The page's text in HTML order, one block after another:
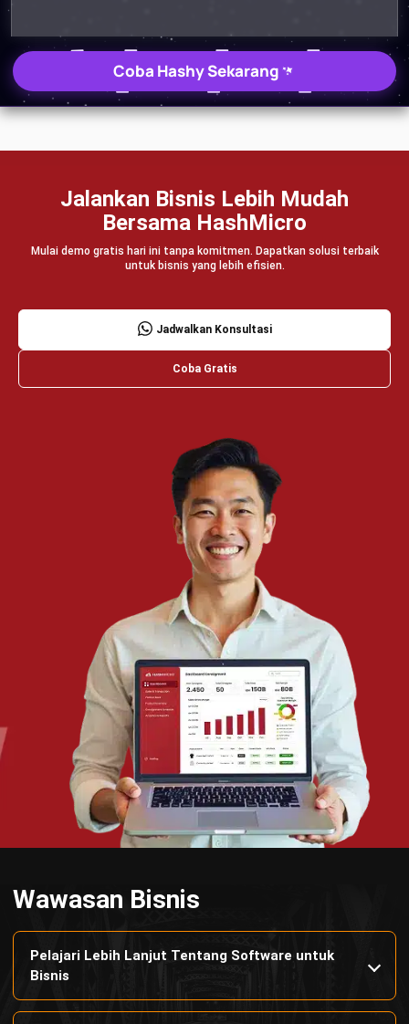
PRODUK
ERP
Asset
CRM
Accounting
Procurement
POS (Point of Sales)
HRM
WMS
INDUSTRI
Manufacturing
Wholesale
Retail
Construction
Engineering
Mining
Facility
Central Kitchen
Jalan Balikpapan Raya No. 9 A - C, Daerah Khusus Ibukota
Jakarta 10160
021 5099 6750
+62-812-2284-6776
partnership@hashmicro.com
© BusinessTech by Hashmicro